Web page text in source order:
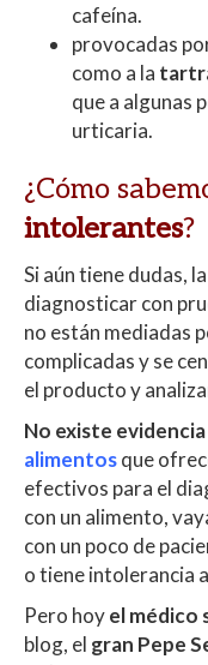
cafeína.
provocadas
como a la
que a algunas
urticaria.
¿Cómo
intolerantes?
Si aún tiene dudas,
diagnosticar con
no están mediadas
complicadas y se
el producto y
No existe evidencia
alimentosque
efectivos para el
con un alimento,
con un poco de
o tiene intolerancia
Pero hoyel médico
blog, el gran Pepe